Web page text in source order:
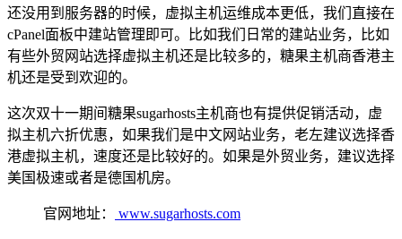
还没用到服务器的时候，虚拟主机运维成本更低，我们直接在
cPanel面板中建站管理即可。比如我们日常的建站业务，比如
有些外贸网站选择虚拟主机还是比较多的，糖果主机商香港主
机还是受到欢迎的。
这次双十一期间糖果sugarhosts主机商也有提供促销活动，虚
拟主机六折优惠，如果我们是中文网站业务，老左建议选择香
港虚拟主机，速度还是比较好的。如果是外贸业务，建议选择
美国极速或者是德国机房。
官网地址： www.sugarhosts.com